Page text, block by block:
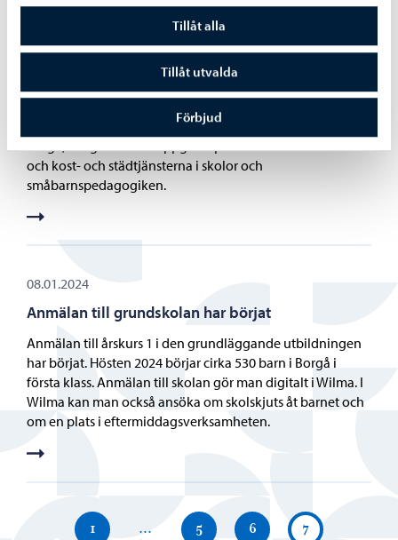
Tillåt alla
Tillåt utvalda
Förbjud
Konfliktåtgärderna under resten av veckan
påverkar kollektivtrafiken och kost- och
städtjänster i Borgå
Konfliktåtgärderna den 1 och 2 februari syns också delvis i
och kost- och städtjänsterna i skolor och
småbarnspedagogiken.
08.01.2024
Anmälan till grundskolan har börjat
Anmälan till årskurs 1 i den grundläggande utbildningen
har börjat. Hösten 2024 börjar cirka 530 barn i Borgå i
första klass. Anmälan till skolan gör man digitalt i Wilma. I
Wilma kan man också ansöka om skolskjuts åt barnet och
om en plats i eftermiddagsverksamheten.
1 … 5 6 7